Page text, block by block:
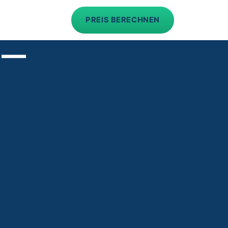
PREIS BERECHNEN
—